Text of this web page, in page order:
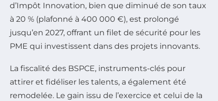
d’Impôt Innovation, bien que diminué de son taux
à 20 % (plafonné à 400 000 €), est prolongé
jusqu’en 2027, offrant un filet de sécurité pour les
PME qui investissent dans des projets innovants.
La fiscalité des BSPCE, instruments-clés pour
attirer et fidéliser les talents, a également été
remodelée. Le gain issu de l’exercice et celui de la